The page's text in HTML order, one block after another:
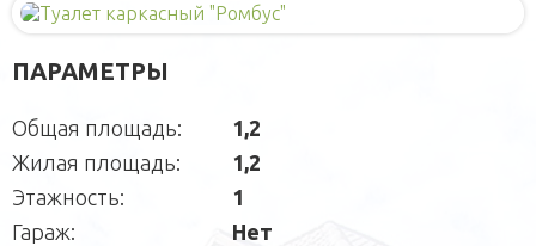
Будки каркасные
Садовая мебель
О компании
Наши технологии
Фотогаларея
Кредит
ПАРАМЕТРЫ
Общая площадь:
1,2
Жилая площадь:
1,2
Этажность:
1
Гараж:
Нет